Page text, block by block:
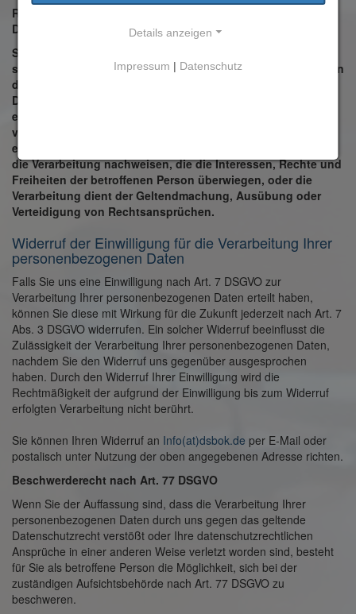
Recht auf Widerspruch gegen die Verarbeitung nach Art. 21
DSGVO
Sie haben nach Art. 21 DSGVO das Recht, aus Gründen, die
sich aus Ihrer besonderen Situation ergeben, jederzeit gegen
die Verarbeitung der Sie betreffenden personenbezogenen
Daten, die aufgrund von Art. 6 Abs. 1 lit. e oder f. DSGVO
erfolgt, Widerspruch einzulegen. Der Verantwortliche
verarbeitet die personenbezogenen Daten dann nicht mehr,
es sei denn, er kann zwingende schutzwürdige Gründe für
die Verarbeitung nachweisen, die die Interessen, Rechte und
Freiheiten der betroffenen Person überwiegen, oder die
Verarbeitung dient der Geltendmachung, Ausübung oder
Verteidigung von Rechtsansprüchen.
Widerruf der Einwilligung für die Verarbeitung Ihrer
personenbezogenen Daten
Falls Sie uns eine Einwilligung nach Art. 7 DSGVO zur
Verarbeitung Ihrer personenbezogenen Daten erteilt haben,
können Sie diese mit Wirkung für die Zukunft jederzeit nach Art. 7
Abs. 3 DSGVO widerrufen. Ein solcher Widerruf beeinflusst die
Zulässigkeit der Verarbeitung Ihrer personenbezogenen Daten,
nachdem Sie den Widerruf uns gegenüber ausgesprochen
haben. Durch den Widerruf Ihrer Einwilligung wird die
Rechtmäßigkeit der aufgrund der Einwilligung bis zum Widerruf
erfolgten Verarbeitung nicht berührt.
Sie können Ihren Widerruf an Info(at)dsbok.de per E-Mail oder
postalisch unter Nutzung der oben angegebenen Adresse richten.
Beschwerderecht nach Art. 77 DSGVO
Wenn Sie der Auffassung sind, dass die Verarbeitung Ihrer
personenbezogenen Daten durch uns gegen das geltende
Datenschutzrecht verstößt oder Ihre datenschutzrechtlichen
Ansprüche in einer anderen Weise verletzt worden sind, besteht
für Sie als betroffene Person die Möglichkeit, sich bei der
zuständigen Aufsichtsbehörde nach Art. 77 DSGVO zu
beschweren.
Details anzeigen
Impressum | Datenschutz